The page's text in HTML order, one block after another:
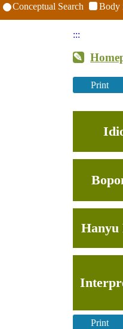
Conceptual Search Body
:::
Print
Hanyu
Print